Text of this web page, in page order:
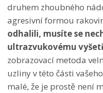
druhem zhoubného
agresivní formou
odhalili, musíte se
ultrazvukovému
zobrazovací metoda
uzliny v této části
malé, že je prostě není